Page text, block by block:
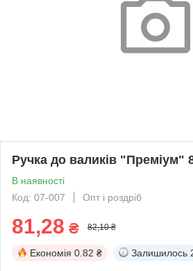
Ручка до валиків "Преміум"
В наявності
Код: 07-007
Опт і роздріб
81,28 ₴ 82,10 ₴
Економія 0.82 ₴ Залишилось